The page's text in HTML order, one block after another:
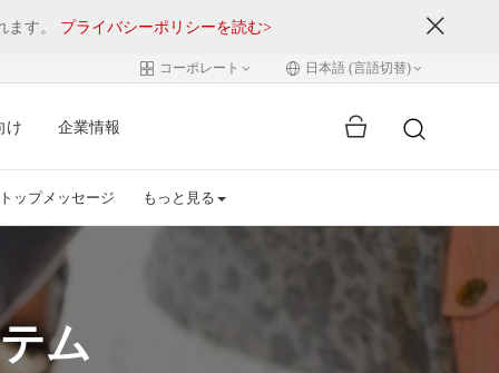
ます。 プライバシーポリシーを読む>
コーポレート 日本語 (言語切替)
け 企業情報
ップメッセージ もっと見る
ム